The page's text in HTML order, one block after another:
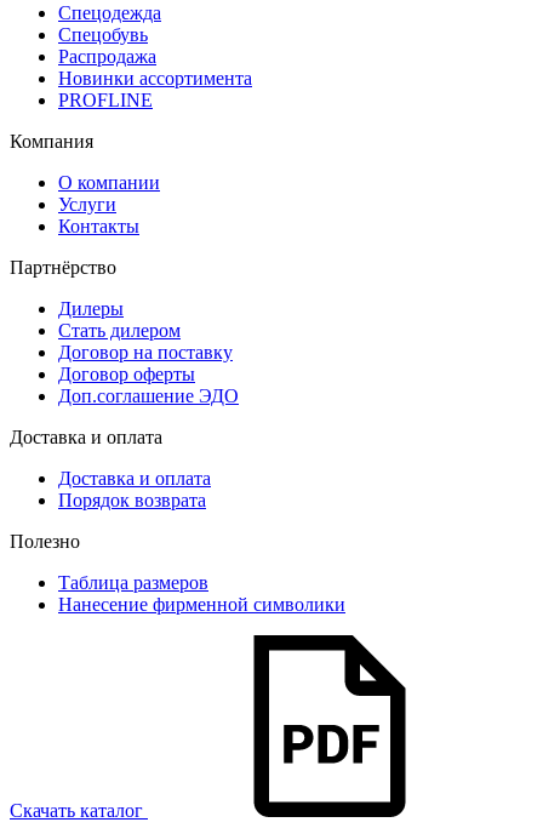
Спецодежда
Спецобувь
Распродажа
Новинки ассортимента
PROFLINE
Компания
О компании
Услуги
Контакты
Партнёрство
Дилеры
Стать дилером
Договор на поставку
Договор оферты
Доп.соглашение ЭДО
Доставка и оплата
Доставка и оплата
Порядок возврата
Полезно
Таблица размеров
Нанесение фирменной символики
Скачать каталог